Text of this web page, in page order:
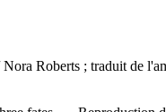
Nora Roberts ; traduit de